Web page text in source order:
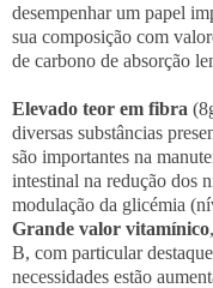
desempenhar um papel
sua composição com
de carbono de absorção
Elevado teor em fibra
diversas substâncias
são importantes na
intestinal na redução dos
modulação da glicémia
Grande valor vitamínico
B, com particular
necessidades estão